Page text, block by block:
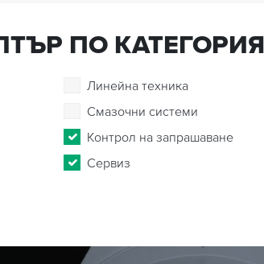
ПО
Линейна техника
Смазочни системи
Контрол на запрашаване
Сервиз